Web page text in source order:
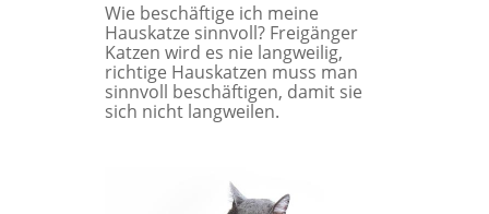
Wie beschäftige ich meine
Hauskatze sinnvoll? Freigänger
Katzen wird es nie langweilig,
richtige Hauskatzen muss man
sinnvoll beschäftigen, damit sie
sich nicht langweilen.